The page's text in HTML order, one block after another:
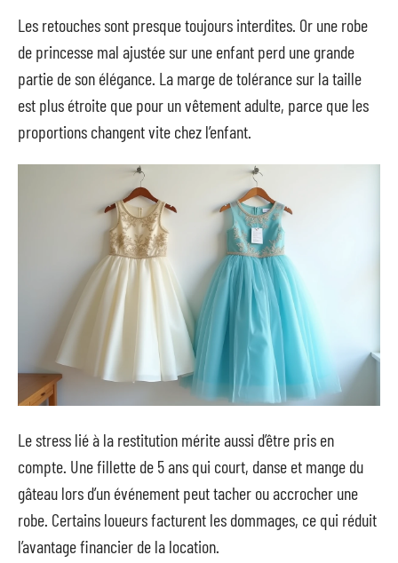
Les retouches sont presque toujours interdites. Or une robe
de princesse mal ajustée sur une enfant perd une grande
partie de son élégance. La marge de tolérance sur la taille
est plus étroite que pour un vêtement adulte, parce que les
proportions changent vite chez l’enfant.
Le stress lié à la restitution mérite aussi d’être pris en
compte. Une fillette de 5 ans qui court, danse et mange du
gâteau lors d’un événement peut tacher ou accrocher une
robe. Certains loueurs facturent les dommages, ce qui réduit
l’avantage financier de la location.